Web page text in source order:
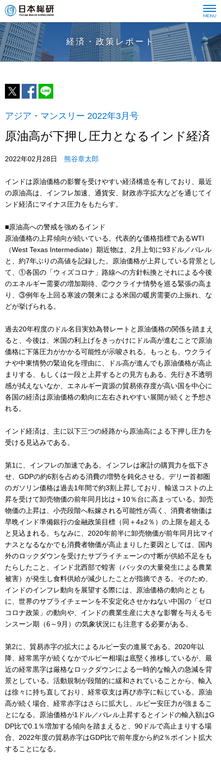
経済・政策レポート
アジア・マンスリー 2022年3月号
原油高が下押し圧力となるインド経済
2022年02月28日 熊谷章太郎
インドは原油価格の影響を受けやすい経済構造を有しており、最近
の原油高は、インフレ加速、通貨安、財政赤字拡大などを通じてイ
ンド経済にマイナス圧力をもたらす。
■原油高への警戒を強めるインド
原油価格の上昇傾向が続いている。代表的な価格指標であるWTI
（West Texas Intermediate）期近物は、2月上旬に93ドル／バレル
と、約7年ぶりの高値を記録した。原油価格が上昇している背景とし
て、①各国の「ウィズコロナ」路線への方針転換とそれによる今後
のエネルギー需要の増加期待、②ウクライナ情勢を巡る緊張の高ま
り、③例年を上回る寒波の襲来による米国の暖房需要の上振れ、な
どが挙げられる。
過去20年程度のドル名目実効為替レートと原油価格の関係を踏まえ
ると、今後は、米国の利上げをきっかけにドル高が進むことで原油
価格に下落圧力がかかる可能性が示唆される。もっとも、ウクライ
ナや中東情勢の緊迫化を理由に、ドル高が進んでも原油価格が高止
まりする、もしくは一段と上昇するとの見方もある。先行き不透明
感が拭えないなか、エネルギー資源の貿易依存度が高い国を中心に
各国の経済は原油価格の動向に左右されやすい展開が続くと予想さ
れる。
インド経済は、主に以下三つの経路から原油高による下押し圧力を
受ける見込みである。
第1に、インフレの加速である。インフレは家計の購買力を低下さ
せ、GDPの約6割を占める消費の増勢を鈍化させる。デリー首都圏
のガソリン価格は過去1年間で約3割上昇しており、輸送コストの上
昇を受けて卸売物価の前年同月比は＋10％台に高まっている。卸売
物価の上昇は、小売段階へ転嫁される可能性が高く、消費者物価は
早晩インド準備銀行の金融政策目標（同＋4±2％）の上限を超える
と見込まれる。ちなみに、2020年前半に卸売物価が前年同月比マイ
ナスとなるなかでも消費者物価が高止まりした要因としては、国内
外のロックダウンを受けたサプライチェーンの寸断が供給不足をも
たらしたこと、インド北西部で蝗害（バッタの大量発生による農業
被害）が発生し食料供給が減少したことが指摘できる。そのため、
インドのインフレ動向を展望する際には、原油価格の動向ととも
に、世界のサプライチェーンを不安定化させかねない中国の「ゼロ
コロナ政策」の動向や、インドの農業生産に大きな影響を与えるモ
ンスーン期（6～9月）の気象状況にも注意する必要がある。
第2に、貿易赤字の拡大によるルピー安の進展である。2020年以
降、経常黒字が続くなかでルピー相場は底堅く推移しているが、最
近の経常黒字は厳格なロックダウンによる一時的な輸入の急減を背
景としている。活動規制が段階的に緩和されていることから、輸入
は徐々に持ち直しており、経常収支は再び赤字に転じている。原油
高が続く場合、経常赤字はさらに拡大し、ルピー安圧力が強まるこ
とになる。原油価格が1ドル／バレル上昇するとインドの輸入額はG
DP比で0.1％増加する傾向を踏まえると、90ドルで高止まりする場
合、2022年度の貿易赤字はGDP比で前年度から約2％ポイント拡大
することになる。